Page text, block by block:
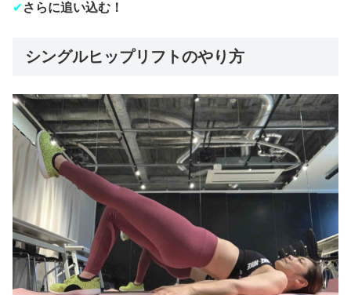
✔︎さらに追い込む！
シングルヒップリフトのやり方